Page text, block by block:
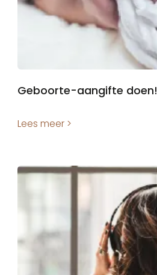
Geboorte-aangifte doen!
Lees meer >